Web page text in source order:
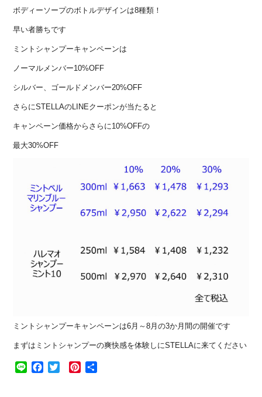
ボディーソープのボトルデザインは8種類！
早い者勝ちです
ミントシャンプーキャンペーンは
ノーマルメンバー10%OFF
シルバー、ゴールドメンバー20%OFF
さらにSTELLAのLINEクーポンが当たると
キャンペーン価格からさらに10%OFFの
最大30%OFF
ミントシャンプーキャンペーンは6月～8月の3か月間の開催です
まずはミントシャンプーの爽快感を体験しにSTELLAに来てください
Line Facebook
Twitter Pinterest